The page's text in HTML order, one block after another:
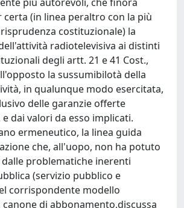
certa (in linea peraltro con la più
costituzionale) la
radiotelevisiva ai distinti
degli artt. 21 e 41 Cost.,
la sussumibilotà della
in qualunque modo esercitata,
delle garanzie offerte
dai valori da esso implicati.
ermeneutico, la linea guida
che, all'uopo, non ha potuto
problematiche inerenti
(servizio pubblico e
corrispondente modello
di abbonamento,discussa